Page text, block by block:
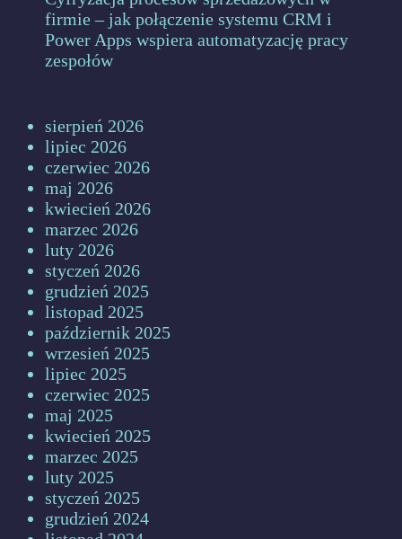
firmie – jak połączenie systemu CRM i
Power Apps wspiera automatyzację pracy
zespołów
sierpień 2026
lipiec 2026
czerwiec 2026
maj 2026
kwiecień 2026
marzec 2026
luty 2026
styczeń 2026
grudzień 2025
listopad 2025
październik 2025
wrzesień 2025
lipiec 2025
czerwiec 2025
maj 2025
kwiecień 2025
marzec 2025
luty 2025
styczeń 2025
grudzień 2024